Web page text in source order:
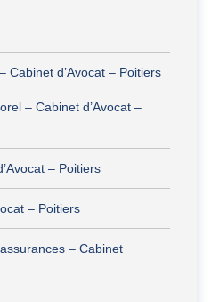
Cabinet d’Avocat – Poitiers
– Cabinet d’Avocat –
– Poitiers
– Poitiers
– Cabinet